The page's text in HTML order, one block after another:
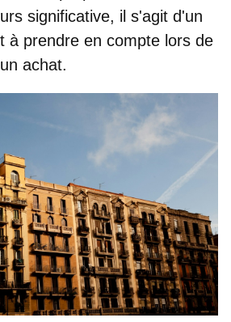
significative, il s'agit d'un
à prendre en compte lors de
achat.